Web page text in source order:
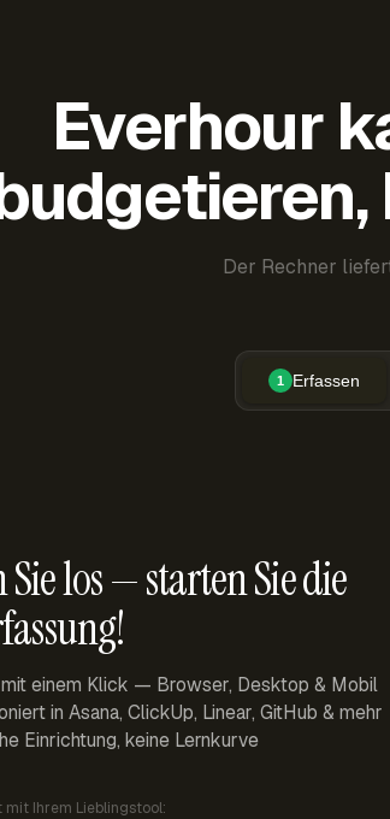
Everhour
Der Rechner
1 Erfassen
Sie los — starten Sie die
einem Klick — Browser, Desktop & Mobil
in Asana, ClickUp, Linear, GitHub & mehr
Einrichtung, keine Lernkurve
mit Ihrem Lieblingstool: